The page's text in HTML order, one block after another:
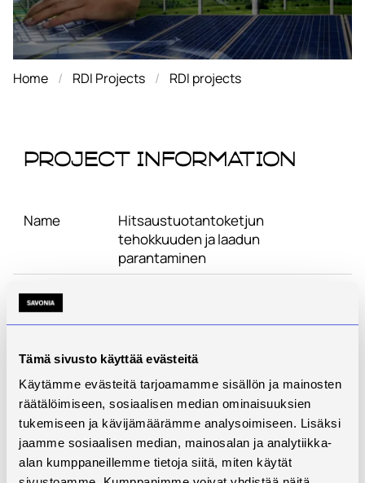
Tämä sivusto käyttää evästeitä
Käytämme evästeitä tarjoamamme sisällön ja mainosten
räätälöimiseen, sosiaalisen median ominaisuuksien
tukemiseen ja kävijämäärämme analysoimiseen. Lisäksi
jaamme sosiaalisen median, mainosalan ja analytiikka-
alan kumppaneillemme tietoja siitä, miten käytät
Home RDI Projects RDI projects
Project Information
Name
Hitsaustuotantoketjun
tehokkuuden ja laadun
parantaminen
Start
End
28.2.2014
Website
-
Status
Ended
Contact
Antti Alonen
Description